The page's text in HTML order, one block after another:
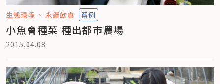
生態環境 永續飲食 案例
小魚會種菜 種出都市農場
2015.04.08